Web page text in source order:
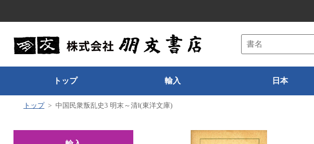
トップ 輸入 日本
トップ 中国民衆叛乱史3 明末～清Ⅰ(東洋文庫)